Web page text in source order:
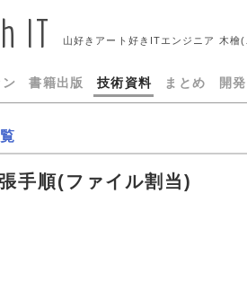
IT 山好きアート好きITエンジニア 木檜
書籍出版 技術資料 まとめ 開
手順(ファイル割当)